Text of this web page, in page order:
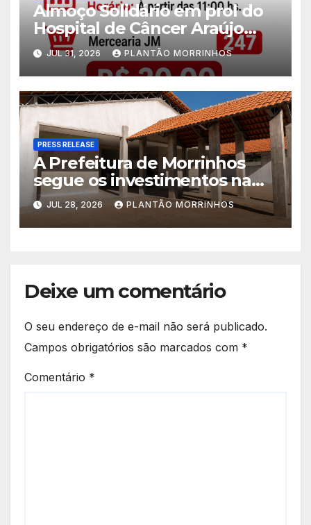
Almoço Solidário em prol do
Hospital de Câncer Araújo
Jorge é realizado no Jardim
América
JUL 31, 2026 PLANTÃO MORRINHOS
PRESS RELEASE
A Prefeitura de Morrinhos
segue os investimentos na
educação. A obra da Escola
Municipal Eudóxio de
Figueiredo avança em ritmo
JUL 28, 2026 PLANTÃO MORRINHOS
Deixe um comentário
O seu endereço de e-mail não será publicado.
Campos obrigatórios são marcados com *
Comentário *